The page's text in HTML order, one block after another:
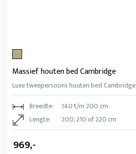
Massief houten bed Cambridge
Luxe tweepersoons houten bed Cambridge
Breedte:
140 t/m 200 cm
Lengte:
200, 210 of 220 cm
969,-